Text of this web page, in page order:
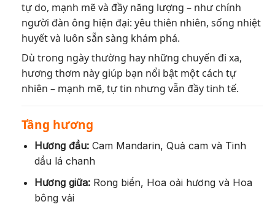
tự do, mạnh mẽ và đầy năng lượng – như chính
người đàn ông hiện đại: yêu thiên nhiên, sống nhiệt
huyết và luôn sẵn sàng khám phá.
Dù trong ngày thường hay những chuyến đi xa,
hương thơm này giúp bạn nổi bật một cách tự
nhiên – mạnh mẽ, tự tin nhưng vẫn đầy tinh tế.
Tầng hương
Hương đầu:Cam Mandarin, Quả cam và Tinh
dầu lá chanh
Hương giữa:Rong biển, Hoa oải hương và Hoa
bông vải